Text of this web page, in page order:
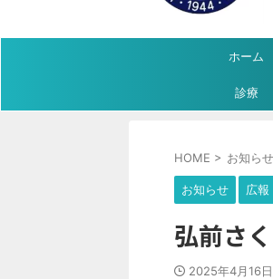
ホーム
診療
HOME > お知らせ
お知らせ 広報
弘前さ
2025年4月16日